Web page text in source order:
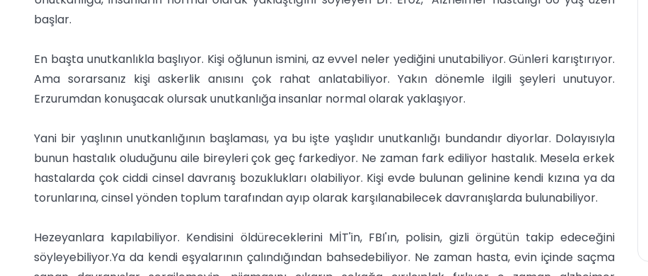
başlar.
En başta unutkanlıkla başlıyor. Kişi oğlunun ismini, az evvel neler yediğini unutabiliyor. Günleri karıştırıyor.
Ama sorarsanız kişi askerlik anısını çok rahat anlatabiliyor. Yakın dönemle ilgili şeyleri unutuyor.
Erzurumdan konuşacak olursak unutkanlığa insanlar normal olarak yaklaşıyor.
Yani bir yaşlının unutkanlığının başlaması, ya bu işte yaşlıdır unutkanlığı bundandır diyorlar. Dolayısıyla
bunun hastalık oluduğunu aile bireyleri çok geç farkediyor. Ne zaman fark ediliyor hastalık. Mesela erkek
hastalarda çok ciddi cinsel davranış bozuklukları olabiliyor. Kişi evde bulunan gelinine kendi kızına ya da
torunlarına, cinsel yönden toplum tarafından ayıp olarak karşılanabilecek davranışlarda bulunabiliyor.
Hezeyanlara kapılabiliyor. Kendisini öldüreceklerini MİT'in, FBI'ın, polisin, gizli örgütün takip edeceğini
söyleyebiliyor.Ya da kendi eşyalarının çalındığından bahsedebiliyor. Ne zaman hasta, evin içinde saçma